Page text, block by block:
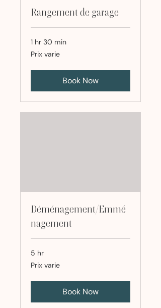
Rangement de garage
1 hr 30 min
Prix
varie
Prix varie
Book Now
Déménagement/Emmé
nagement
5 hr
Prix
varie
Prix varie
Book Now